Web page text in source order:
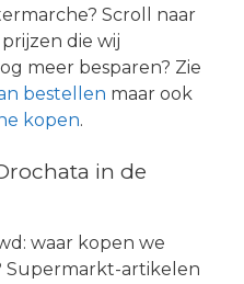
Scroll naar
die wij
meer besparen? Zie
bestellen maar ook
kopen.
in de
waar kopen we
Supermarkt-artikelen